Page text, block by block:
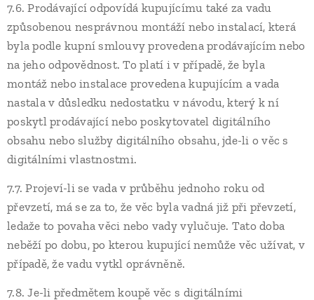
7.6. Prodávající odpovídá kupujícímu také za vadu
způsobenou nesprávnou montáží nebo instalací, která
byla podle kupní smlouvy provedena prodávajícím nebo
na jeho odpovědnost. To platí i v případě, že byla
montáž nebo instalace provedena kupujícím a vada
nastala v důsledku nedostatku v návodu, který k ní
poskytl prodávající nebo poskytovatel digitálního
obsahu nebo služby digitálního obsahu, jde-li o věc s
digitálními vlastnostmi.
7.7. Projeví-li se vada v průběhu jednoho roku od
převzetí, má se za to, že věc byla vadná již při převzetí,
ledaže to povaha věci nebo vady vylučuje. Tato doba
neběží po dobu, po kterou kupující nemůže věc užívat, v
případě, že vadu vytkl oprávněně.
7.8. Je-li předmětem koupě věc s digitálními